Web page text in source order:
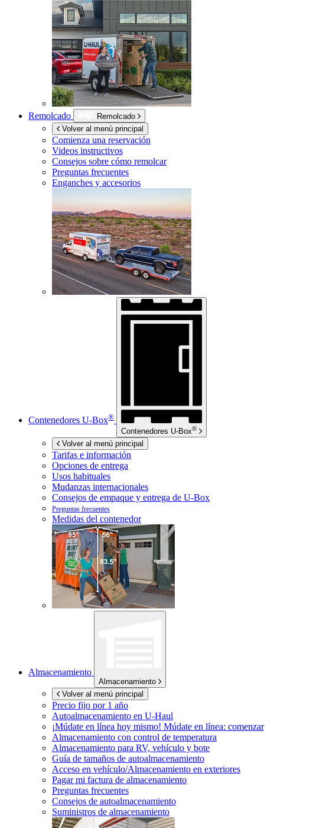
Remolcado
Remolcado
Volver al menú principal
Comienza una reservación
Videos instructivos
Consejos sobre cómo remolcar
Preguntas frecuentes
Enganches y accesorios
Contenedores U-Box®
Contenedores U-Box®
Volver al menú principal
Tarifas e información
Opciones de entrega
Usos habituales
Mudanzas internacionales
Consejos de empaque y entrega de U-Box
Preguntas frecuentes
Medidas del contenedor
Almacenamiento
Almacenamiento
Volver al menú principal
Precio fijo por 1 año
Autoalmacenamiento en U-Haul
¡Múdate en línea hoy mismo! Múdate en línea: comenzar
Almacenamiento con control de temperatura
Almacenamiento para RV, vehículo y bote
Guía de tamaños de autoalmacenamiento
Acceso en vehículo/Almacenamiento en exteriores
Pagar mi factura de almacenamiento
Preguntas frecuentes
Consejos de autoalmacenamiento
Suministros de almacenamiento